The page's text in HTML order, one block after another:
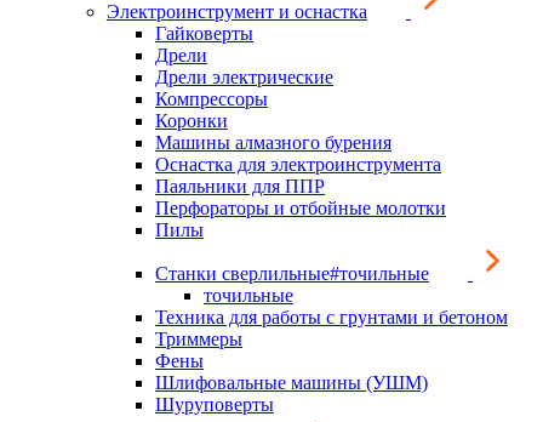
Электроинструмент и оснастка
Гайковерты
Дрели
Дрели электрические
Компрессоры
Коронки
Машины алмазного бурения
Оснастка для электроинструмента
Паяльники для ППР
Перфораторы и отбойные молотки
Пилы
Станки сверлильные#точильные
точильные
Техника для работы с грунтами и бетоном
Триммеры
Фены
Шлифовальные машины (УШМ)
Шуруповерты